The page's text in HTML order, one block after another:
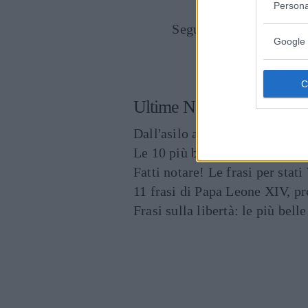
Google
Seguici anche su
CONDIVIDI SU
Ultime News
Dall'asilo all'università, la
Le 10 più belle frasi dei The
Fatti notare! Le frasi per stati
11 frasi di Papa Leone XIV,
Frasi sulla libertà: le più